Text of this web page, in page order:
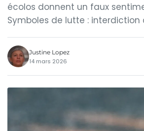
écolos donnent un faux
Symboles de lutte : interdiction
Justine Lopez
14 mars 2026